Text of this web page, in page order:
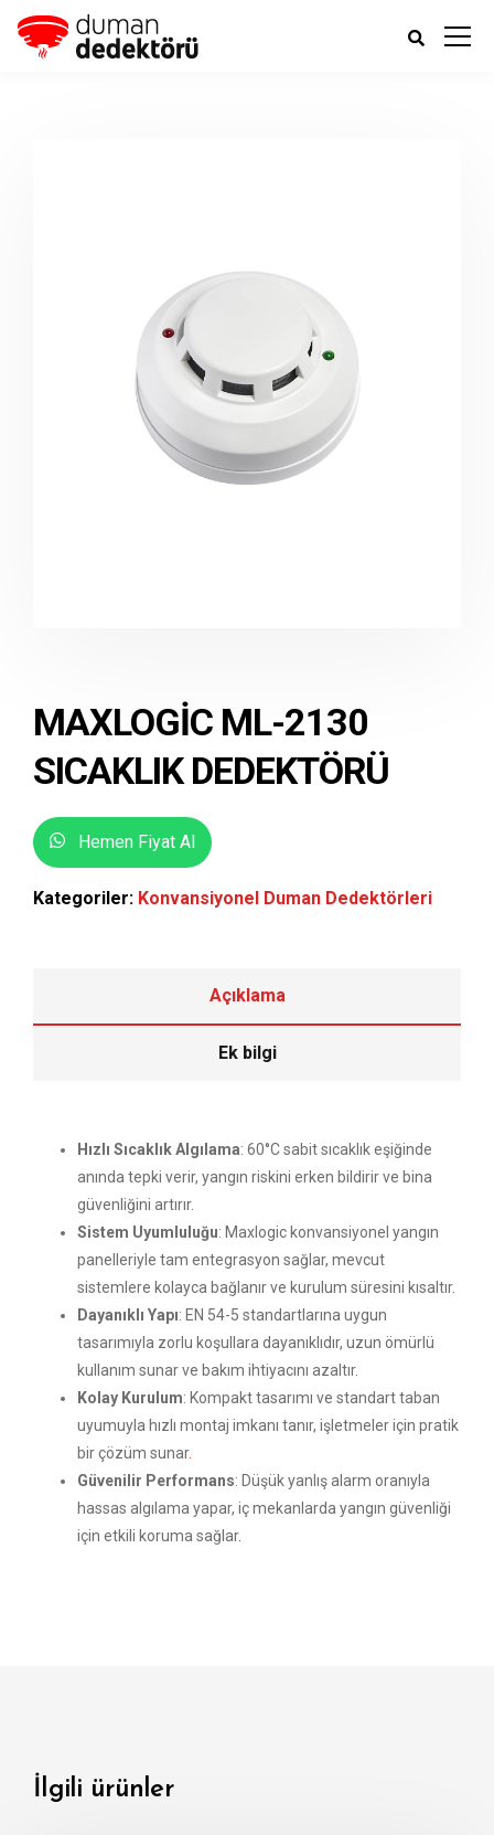
MAXLOGIC ML-2130
SICAKLIK DEDEKTÖRÜ
Hemen Fiyat Al
Kategoriler: Konvansiyonel Duman Dedektörleri
Açıklama
Ek bilgi
Hızlı Sıcaklık Algılama: 60°C sabit sıcaklık eşiğinde
anında tepki verir, yangın riskini erken bildirir ve bina
güvenliğini artırır.
Sistem Uyumluluğu: Maxlogic konvansiyonel yangın
panelleriyle tam entegrasyon sağlar, mevcut
sistemlere kolayca bağlanır ve kurulum süresini kısaltır.
Dayanıklı Yapı: EN 54-5 standartlarına uygun
tasarımıyla zorlu koşullara dayanıklıdır, uzun ömürlü
kullanım sunar ve bakım ihtiyacını azaltır.
Kolay Kurulum: Kompakt tasarımı ve standart taban
uyumuyla hızlı montaj imkanı tanır, işletmeler için pratik
bir çözüm sunar.
Güvenilir Performans: Düşük yanlış alarm oranıyla
hassas algılama yapar, iç mekanlarda yangın güvenliği
için etkili koruma sağlar.
İlgili ürünler